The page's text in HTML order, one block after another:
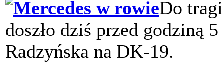
Do
doszło dziś przed godziną
Radzyńska na DK-19.